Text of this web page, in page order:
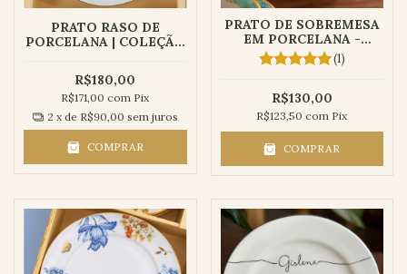
PRATO RASO DE
PORCELANA | COLEÇÃO
R$180,00
R$171,00com Pix
2 x de R$90,00 sem juros
COMPRAR
PRATO DE SOBREMESA
EM PORCELANA -
COLEÇÃO TIFANY
(1)
R$130,00
R$123,50com Pix
COMPRAR